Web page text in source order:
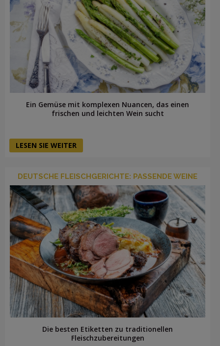
Ein Gemüse mit komplexen Nuancen, das einen
frischen und leichten Wein sucht
LESEN SIE WEITER
DEUTSCHE FLEISCHGERICHTE: PASSENDE WEINE
Die besten Etiketten zu traditionellen
Fleischzubereitungen